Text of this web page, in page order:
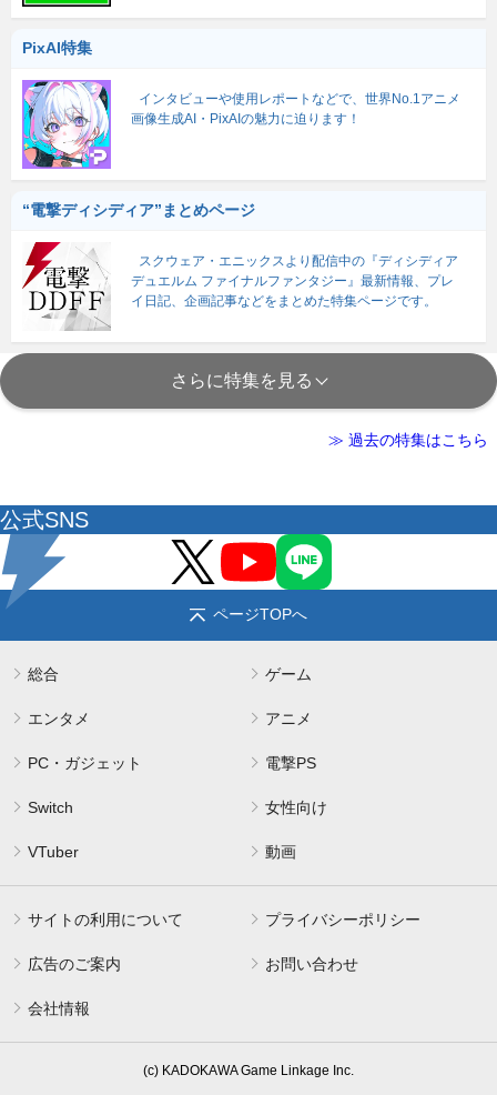
PixAI特集
インタビューや使用レポートなどで、世界No.1アニメ
画像生成AI・PixAIの魅力に迫ります！
“電撃ディシディア”まとめページ
スクウェア・エニックスより配信中の『ディシディア
デュエルム ファイナルファンタジー』最新情報、プレ
イ日記、企画記事などをまとめた特集ページです。
さらに特集を見る
≫ 過去の特集はこちら
公式SNS
ページTOPへ
総合 ゲーム
エンタメ アニメ
PC・ガジェット 電撃PS
Switch 女性向け
VTuber 動画
サイトの利用について プライバシーポリシー
広告のご案内 お問い合わせ
会社情報
(c) KADOKAWA Game Linkage Inc.